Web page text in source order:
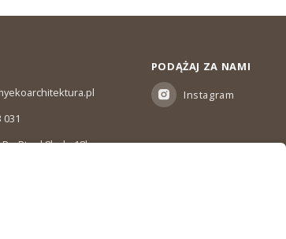
031
Pt od 8h do 18h
PODĄŻAJ ZA NAMI
Instagram